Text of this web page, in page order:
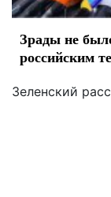
Зрады не
российским
Зеленский